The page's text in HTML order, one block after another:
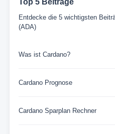
Top 5 Beiträge
Entdecke die 5 wichtigsten
(ADA)
Was ist Cardano?
Cardano Prognose
Cardano Sparplan Rechner